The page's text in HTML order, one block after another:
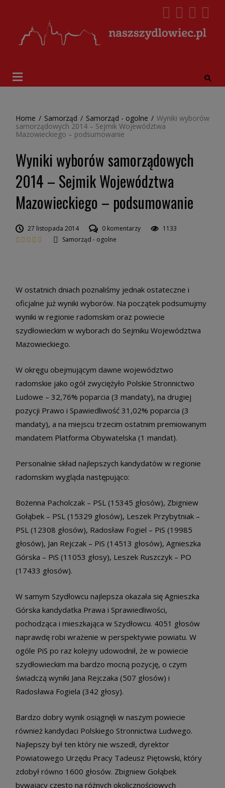
Home / Samorząd / Samorząd - ogolne / Wyniki wyborów
samorządowych 2014 – Sejmik Województwa
Mazowieckiego – podsumowanie
Wyniki wyborów samorządowych
2014 – Sejmik Województwa
Mazowieckiego – podsumowanie
27 listopada 2014 0 komentarzy
1133
Samorząd - ogolne
W ostatnich dniach poznaliśmy jednak ostateczne i
oficjalne już wyniki wyborów. Na początek podsumujmy
wyniki w regionie radomskim oraz powiecie
szydłowieckim w wyborach do Sejmiku Województwa
Mazowieckiego.
W okręgu obejmującym dawne województwo
radomskie jako ogół zwyciężyło Polskie Stronnictwo
Ludowe – 32,76% poparcia (3 mandaty), na drugiej
pozycji Prawo i Spawiedliwość 31,02% poparcia (3
mandaty), a na miejscu trzecim ostatnim premiowanym
mandatem Platforma Obywatelska (1 mandat).
Personalnie skład najlepszych kandydatów w regionie
radomskim wygląda następująco:
Bożenna Pacholczak – PSL (15345 głosów), Zbigniew
Gołąbek – PSL (15329 głosów), Leszek Przybytniak –
PSL (12308 głosów), Radosław Fogiel – PiS (19985
głosów), Jan Rejczak – PiS (14513 głosów), Agnieszka
Górska – PiS (11053 głosy), Leszek Ruszczyk – PO
(17433 głosów).
W samym Szydłowcu najlepsza okazała się Agnieszka
Górska kandydatka Prawa i Sprawiedliwości,
pochodząca i mieszkająca w Szydłowcu. 4051 głosów
naprawdę robi wrażenie w perspektywie powiatu. W
ogóle PiS po raz kolejny udowodnił, że w powiecie
szydłowieckim ma bardzo mocną pozycję, o czym
świadczą wyniki Jana Rejczaka (507 głosów) i
Radosława Fogiela (342 głosy).
Bardzo dobry wynik osiągnęli w naszym powiecie
również kandydaci Polskiego Stronnictwa Ludwego.
Najlepszy był ten który nie wszedł, dyrektor
Powiatowego Urzędu Pracy Tadeusz Piętowski, który
zdobył równo 1600 głosów. Zbigniew Gołąbek
bywający często na różnych okolicznościowych